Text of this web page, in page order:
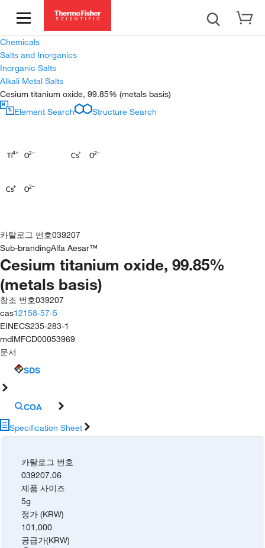
Chemicals
Salts and Inorganics
Inorganic Salts
Alkali Metal Salts
Cesium titanium oxide, 99.85% (metals basis)
Element Search
Structure Search
카탈로그 번호039207
Sub-brandingAlfa Aesar™
Cesium titanium oxide, 99.85%
(metals basis)
참조 번호039207
cas12158-57-5
EINECS235-283-1
mdlMFCD00053969
문서
SDS
COA
Specification Sheet
카탈로그 번호
039207.06
제품 사이즈
5g
정가 (KRW)
101,000
공급가(KRW)